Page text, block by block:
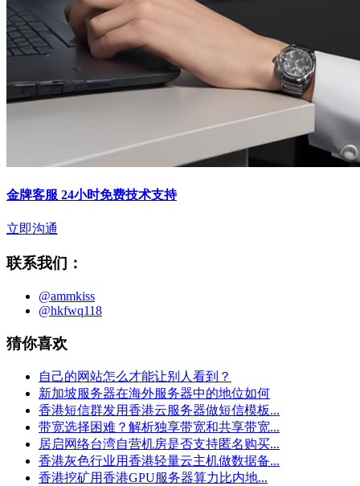
金牌客服 24小时免费技术支持
立即沟通
联系我们：
@ammkiss
@hkfwq118
猜你喜欢
自己的网站怎么才能让别人看到？
新加坡服务器在海外服务器中的地位如何
香港短信群发用香港云服务器做短信模板...
带宽选择困难？解析独享带宽和共享带宽...
居启网络台湾自营机房是否支持匿名购买...
香港灰色行业用香港轻量云主机做数据备...
香港挖矿用香港GPU服务器算力比内地...